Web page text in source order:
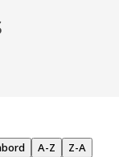
A-Z Z-A